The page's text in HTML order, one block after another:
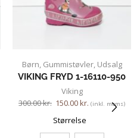
Børn, Gummistøvler, Udsalg
VIKING FRYD 1-16110-950
Viking
300.00kr. 150.00kr. (inkl. moms)
Størrelse